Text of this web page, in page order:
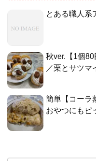
とある職人系
秋ver.【1個
／栗とサツマ
簡単【コーラ
おやつにもピ